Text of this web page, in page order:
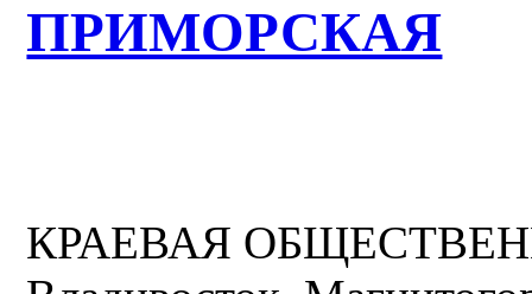
ПРИМОРСКАЯ
КРАЕВАЯ